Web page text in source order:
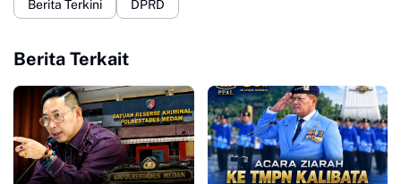
Berita Terkini DPRD
Berita Terkait